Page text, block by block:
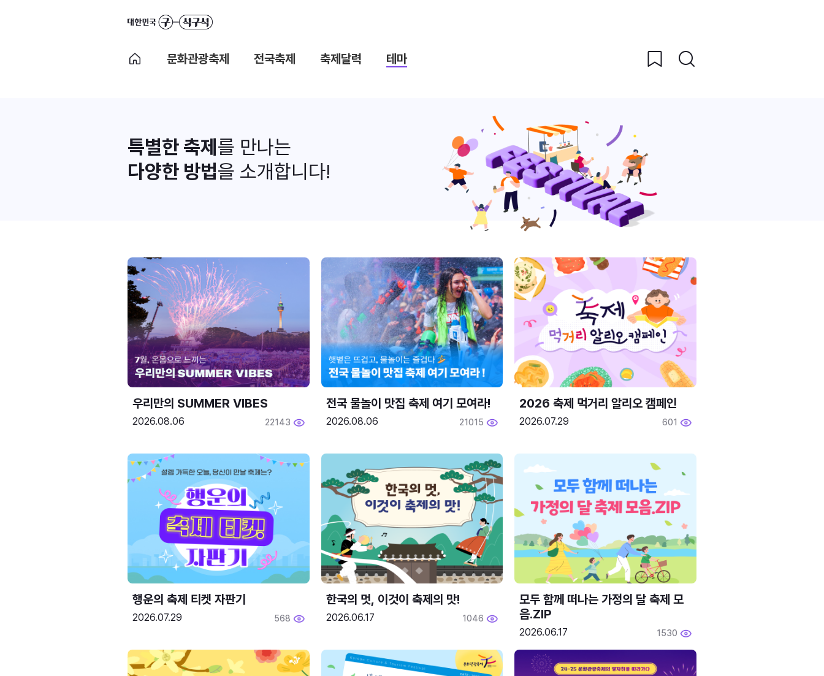
문화관광축제 전국축제 축제달력 테마
특별한 축제 를 만나는
다양한 방법을 소개합니다!
우리만의 SUMMER VIBES
2026.08.06 22143
전국 물놀이 맛집 축제 여기 모여라!
2026.08.06 21015
2026 축제 먹거리 알리오 캠페인
2026.07.29 601
행운의 축제 티켓 자판기
2026.07.29 568
한국의 멋, 이것이 축제의 맛!
2026.06.17 1046
모두 함께 떠나는 가정의 달 축제 모
음.ZIP
2026.06.17 1530